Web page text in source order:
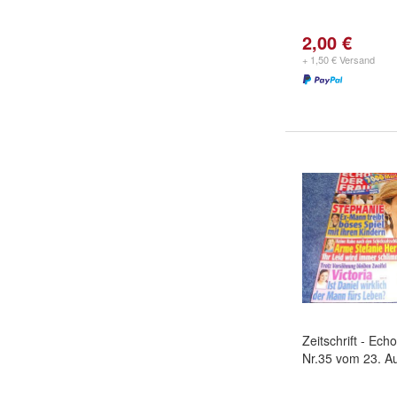
2,00 €
+ 1,50 € Versand
Zeitschrift -
Nr.35 vom 23.